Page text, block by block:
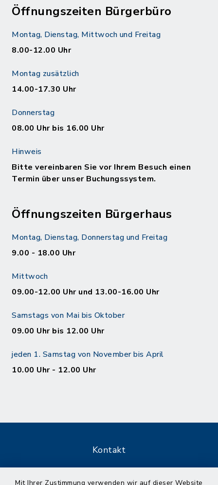
Mit Ihrer Zustimmung verwenden wir auf dieser Website
Öffnungszeiten Bürgerbüro
Montag, Dienstag, Mittwoch und Freitag
8.00-12.00 Uhr
Montag zusätzlich
14.00-17.30 Uhr
Donnerstag
08.00 Uhr bis 16.00 Uhr
Hinweis
Bitte vereinbaren Sie vor Ihrem Besuch einen
Termin über unser Buchungssystem.
Öffnungszeiten Bürgerhaus
Montag, Dienstag, Donnerstag und Freitag
9.00 - 18.00 Uhr
Mittwoch
09.00-12.00 Uhr und 13.00-16.00 Uhr
Samstags von Mai bis Oktober
09.00 Uhr bis 12.00 Uhr
jeden 1. Samstag von November bis April
10.00 Uhr - 12.00 Uhr
Kontakt